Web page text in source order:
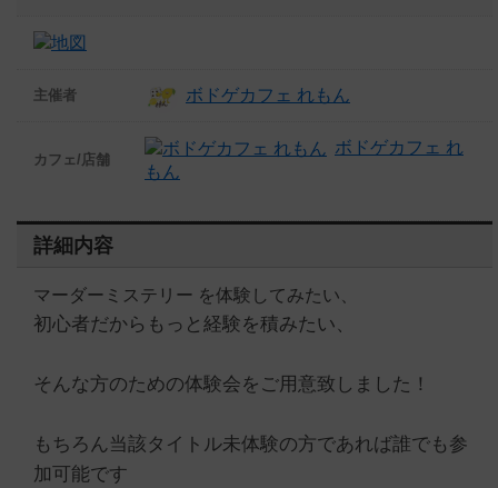
主催者 ボドゲカフェ れもん
カフェ/店舗
ボドゲカフェ れ
もん
詳細内容
マーダーミステリー を体験してみたい、
初心者だからもっと経験を積みたい、
そんな方のための体験会をご用意致しました！
もちろん当該タイトル未体験の方であれば誰でも参
加可能です